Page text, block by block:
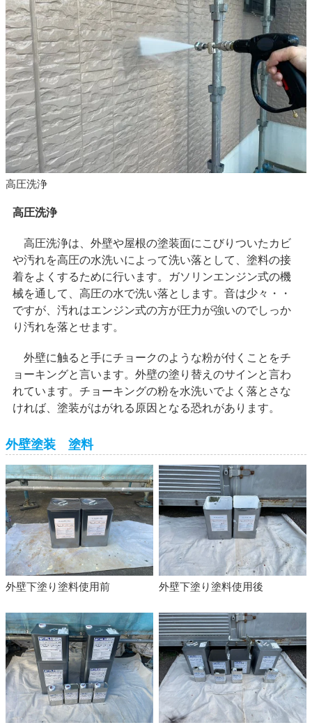
高圧洗浄
高圧洗浄
高圧洗浄は、外壁や屋根の塗装面にこびりついたカビ
や汚れを高圧の水洗いによって洗い落として、塗料の接
着をよくするために行います。ガソリンエンジン式の機
械を通して、高圧の水で洗い落とします。音は少々・・
ですが、汚れはエンジン式の方が圧力が強いのでしっか
り汚れを落とせます。
外壁に触ると手にチョークのような粉が付くことをチ
ョーキングと言います。外壁の塗り替えのサインと言わ
れています。チョーキングの粉を水洗いでよく落とさな
ければ、塗装がはがれる原因となる恐れがあります。
外壁塗装 塗料
外壁下塗り塗料使用前 外壁下塗り塗料使用後